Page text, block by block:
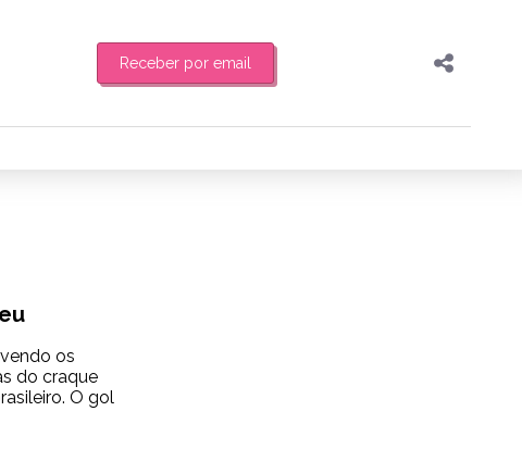
Receber por email
feira de manhã o resumo
Compartilhar
os
do craque
O gol